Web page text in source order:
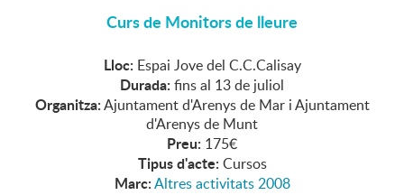
Curs de Monitors de lleure
Lloc: Espai Jove del C.C.Calisay
Durada: fins al 13 de juliol
Organitza:Ajuntament d'Arenys de Mar i Ajuntament
d'Arenys de Munt
Preu: 175€
Tipus d'acte: Cursos
Marc:Altres activitats 2008